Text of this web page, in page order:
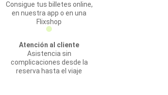
Consigue tus billetes online,
en nuestra app o en una
Flixshop
Atención al cliente
Asistencia sin
complicaciones desde la
reserva hasta el viaje